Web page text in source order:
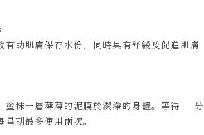
有助肌膚保存水份，同時具有舒緩及促進肌膚
塗抹一層薄薄的泥膜於潔淨的身體。等待
分
期最多使用兩次。